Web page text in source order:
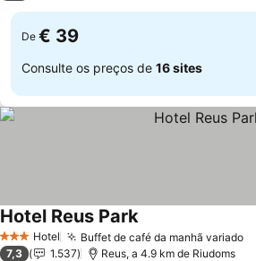
De € 39
Consulte os preços de 16 sites
3 EstrelasHotel Buffet de café da manhã variado
Hotel Reus ParkVer preços
7,3 1.537 Reus, a 4.9 km de Riudoms